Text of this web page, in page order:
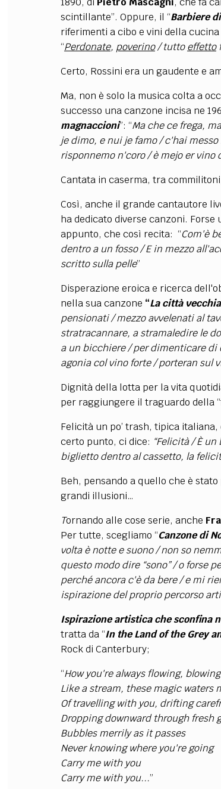
scintillante”. Oppure, il “Barbiere
riferimenti a cibo e vini della
“Perdonate, poverino/ tuttoeffetto
Certo, Rossini era un gaudente e
Ma, non è solo la musica colta a
successo una canzone incisa ne
magnaccioni”: “Ma che ce frega,
je dimo, e nui je famo/c'hai messo
risponnemo n'coro/è mejo er vino
Cantata in caserma, tra
Così, anche il grande cantautore
ha dedicato diverse canzoni.
appunto, che così recita: “Com'è
dentro a un fosso / E in mezzo
scritto sulla pelle”
Disperazione eroica e ricerca
nella sua canzone “La città vecchia
pensionati/mezzo avvelenati al
stratracannare, a stramaledire le
a un bicchiere / per dimenticare di
agonia col vino forte / porteran sul
Dignità della lotta per la vita
per raggiungere il traguardo della
Felicità un po’ trash, tipica italiana,
certo punto, ci dice: “Felicità / È
biglietto dentro al cassetto, la
Beh, pensando a quello che è
grandi illusioni…
Tornando alle cose serie, anche
Per tutte, scegliamo “Canzone di
volta è notte e suono / non so
questo modo dire “sono” / o forse
perché ancora c'è da bere / e mi
ispirazione del proprio percorso
Ispirazione artistica che sconfina
tratta da “In the Land of the Grey
Rock di Canterbury;
“How you're always flowing,
Like a stream, these magic waters
Of travelling with you, drifting
Dropping downward through fresh
Bubbles merrily as it passes
Never knowing where you're going
Carry me with you
Carry me with you...”